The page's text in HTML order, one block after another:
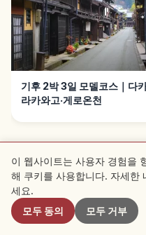
기후 2박 3일 모델코스｜다
라카와고·게로온천
근처
이 웹사이트는 사용자 경험을
해 쿠키를 사용합니다. 자세한
세요.
모두 동의
모두 거부